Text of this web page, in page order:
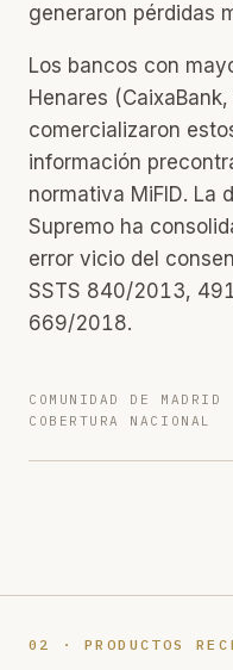
generaron pérdidas
Los bancos con
Henares
comercializaron
información
normativa MiFID. La
Supremo ha
error vicio del
SSTS 840/2013,
669/2018.
COMUNIDAD DE MADRID
COBERTURA NACIONAL
02 · PRODUCTOS